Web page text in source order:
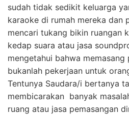
sudah tidak sedikit keluarga
karaoke di rumah mereka dan
mencari tukang bikin ruangan
kedap suara atau jasa
mengetahui bahwa memasang
bukanlah pekerjaan untuk
Tentunya Saudara/i bertanya
membicarakan banyak
ruang atau jasa pemasangan